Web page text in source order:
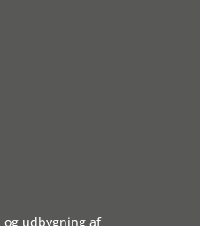
og udbygning af